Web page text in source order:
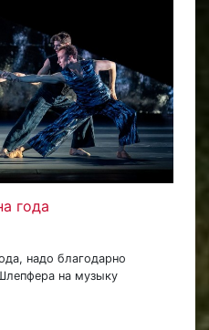
года
надо благодарно
на музыку